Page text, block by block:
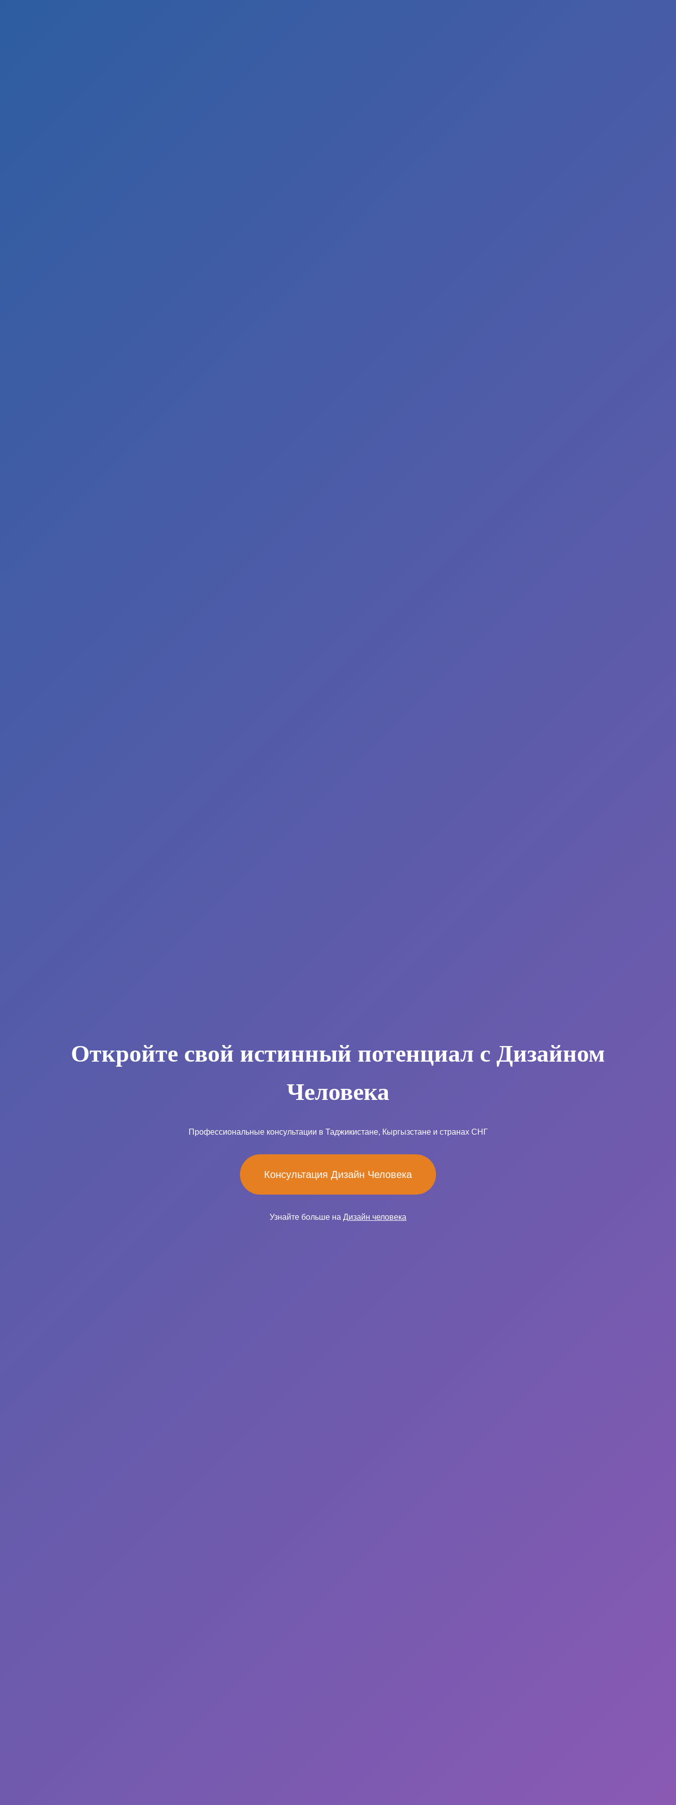
Откройте свой истинный потенциал с Дизайном
Человека
Профессиональные консультации в Таджикистане, Кыргызстане и странах СНГ
Консультация Дизайн Человека
Узнайте больше на Дизайн человека